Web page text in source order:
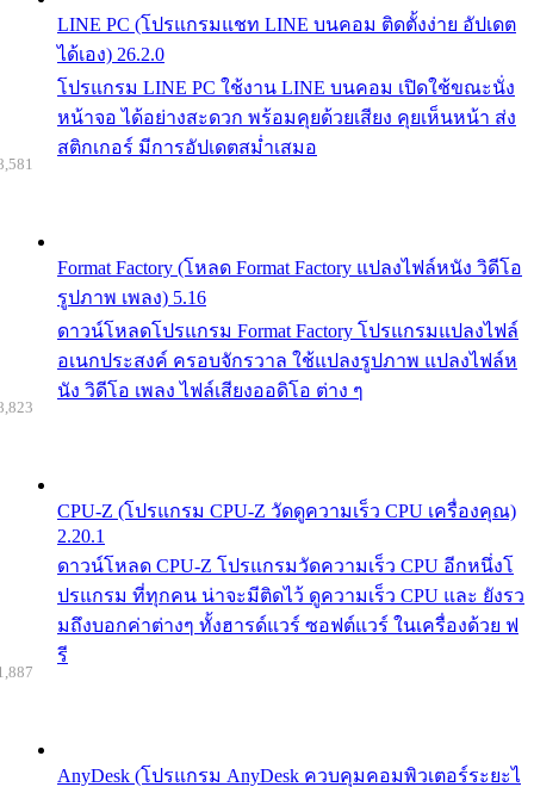
LINE PC (โปรแกรมแชท LINE บนคอม ติดตั้งง่าย อัปเดต
ได้เอง) 26.2.0
โปรแกรม LINE PC ใช้งาน LINE บนคอม เปิดใช้ขณะนั่ง
หน้าจอ ได้อย่างสะดวก พร้อมคุยด้วยเสียง คุยเห็นหน้า ส่ง
สติกเกอร์ มีการอัปเดตสม่ำเสมอ
Format Factory (โหลด Format Factory แปลงไฟล์หนัง วิดีโอ
รูปภาพ เพลง) 5.16
ดาวน์โหลดโปรแกรม Format Factory โปรแกรมแปลงไฟล์
อเนกประสงค์ ครอบจักรวาล ใช้แปลงรูปภาพ แปลงไฟล์ห
นัง วิดีโอ เพลง ไฟล์เสียงออดิโอ ต่าง ๆ
CPU-Z (โปรแกรม CPU-Z วัดดูความเร็ว CPU เครื่องคุณ)
2.20.1
ดาวน์โหลด CPU-Z โปรแกรมวัดความเร็ว CPU อีกหนึ่งโ
ปรแกรม ที่ทุกคน น่าจะมีติดไว้ ดูความเร็ว CPU และ ยังรว
มถึงบอกค่าต่างๆ ทั้งฮารด์แวร์ ซอฟต์แวร์ ในเครื่องด้วย ฟ
รี
AnyDesk (โปรแกรม AnyDesk ควบคุมคอมพิวเตอร์ระยะไ